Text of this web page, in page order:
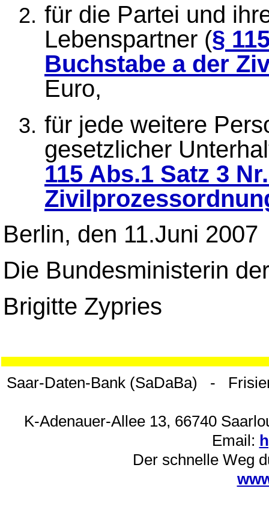
für die Partei und
Lebenspartner (§
Buchstabe a der
Euro,
für jede weitere
gesetzlicher
115 Abs.1 Satz 3
Berlin, den 11.Juni 2007
Die Bundesministerin
Brigitte Zypries
Saar-Daten-Bank (SaDaBa) -
K-Adenauer-Allee 13, 66740
Email:
Der schnelle Weg